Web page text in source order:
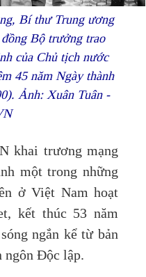
Bí thư Trung ương
Bộ trưởng trao
của Chủ tịch nước
45 năm Ngày thành
Ảnh: Xuân Tuân -
khai trương mạng
một trong những
ở Việt Nam hoạt
kết thúc 53 năm
ngắn kể từ bản
ngôn Độc lập.